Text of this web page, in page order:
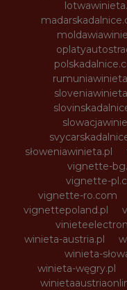
słoweniawinieta.pl
vignette-
vignette-
vignette-ro.com
vignettepoland.pl
winieta-austria.pl
winieta-
winieta-węgry.pl